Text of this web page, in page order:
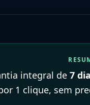
integral de 7
1 clique, sem